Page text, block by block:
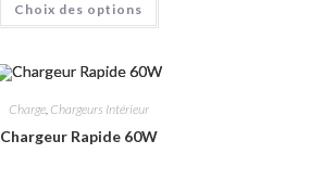
sur 5
Choix des options
Charge, Chargeurs Intérieur
Chargeur Rapide 60W